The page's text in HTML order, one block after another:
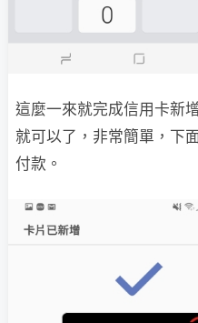
這麼一來就完成信用卡新
就可以了，非常簡單，下
付款。